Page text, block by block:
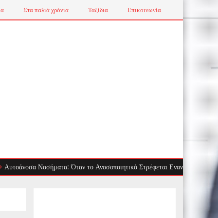
Στα παλιά χρόνια Ταξίδια Επικοινωνία
Νοσήματα: Όταν το Ανοσοποιητικό Στρέφεται Εναντίον μας